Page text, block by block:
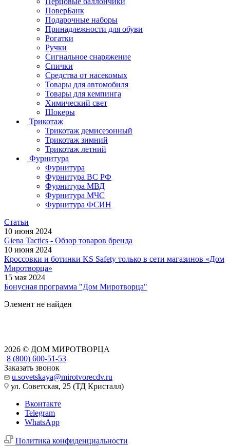
ПоверБанк
Подарочные наборы
Принадлежности для обуви
Рогатки
Ручки
Сигнальное снаряжение
Спички
Средства от насекомых
Товары для автомобиля
Товары для кемпинга
Химический свет
Шокеры
Трикотаж
Трикотаж демисезонный
Трикотаж зимний
Трикотаж летний
Фурнитура
Фурнитура
Фурнитура ВС РФ
Фурнитура МВД
Фурнитура МЧС
Фурнитура ФСИН
Статьи
10 июня 2024
Giena Tactics - Обзор товаров бренда
10 июня 2024
Кроссовки и ботинки KS Safety только в сети магазинов «Дом
Миротворца»
15 мая 2024
Бонусная программа "Дом Миротворца"
Элемент не найден
2026 © ДОМ МИРОТВОРЦА
8 (800) 600-51-53
Заказать звонок
u.sovetskaya@mirotvorecdv.ru
ул. Советская, 25 (ТД Кристалл)
Вконтакте
Telegram
WhatsApp
Политика конфиденциальности